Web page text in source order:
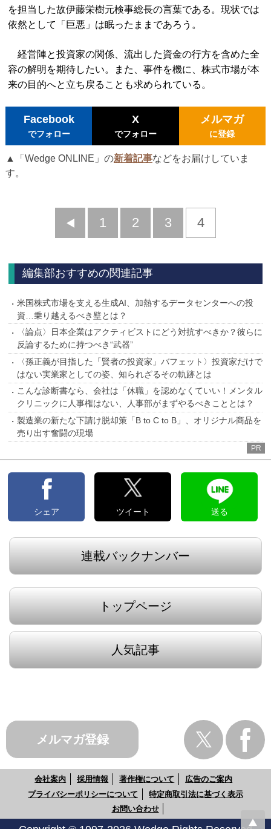
を担当した故伊藤栄樹元検事総長の言葉である。現状では
依然として「巨悪」は眠ったままであろう。
経営陣と投資家の関係、流出した資金の行方を含めた全
容の解明を期待したい。また、事件を機に、株式市場が本
来の目的へと立ち戻ることも求められている。
Facebook
でフォロー
X
でフォロー
メルマガ
に登録
▲「Wedge ONLINE」の新着記事などをお届けしていま
す。
前
1 2 3 4
編集部おすすめの関連記事
米国株式市場を支える生成AI、加熱するデータセンターへの投
資…乗り越えるべき壁とは？
〈論点〉日本企業はアクティビストにどう対抗すべきか？彼らに
反論するために持つべき“武器”
〈孫正義が目指した「賢者の投資家」バフェット〉投資家だけで
はない実業家としての姿、知られざるその軌跡とは
こんな診断書なら、会社は「休職」を認めなくていい！メンタル
クリニックに人事権はない、人事部がまずやるべきこととは？
製造業の新たな下請け脱却策「B to C to B」、オリジナル商品を
売り出す奮闘の現場
PR
シェア ツイート 送る
連載バックナンバー
トップページ
人気記事
メルマガ登録
会社案内 採用情報 著作権について
広告のご案内
プライバシーポリシーについて
特定商取引法に基づく表示
お問い合わせ